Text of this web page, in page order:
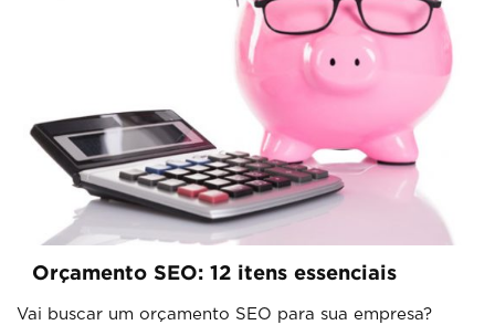
Orçamento SEO: 12 itens essenciais
Vai buscar um orçamento SEO para sua empresa?